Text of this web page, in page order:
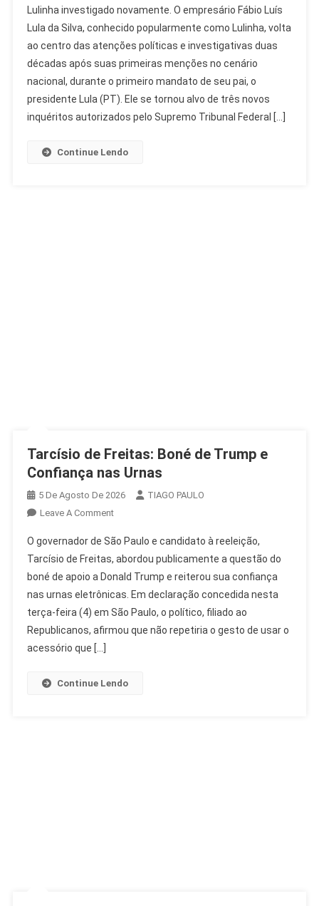
Investigado:
Histórico
De
Apurações
Sem
Condenação
Lulinha investigado novamente. O empresário Fábio Luís
Lula da Silva, conhecido popularmente como Lulinha, volta
ao centro das atenções políticas e investigativas duas
décadas após suas primeiras menções no cenário
nacional, durante o primeiro mandato de seu pai, o
presidente Lula (PT). Ele se tornou alvo de três novos
inquéritos autorizados pelo Supremo Tribunal Federal […]
Continue Lendo
Tarcísio de Freitas: Boné de Trump e
Confiança nas Urnas
5 De Agosto De 2026
TIAGO PAULO
Leave A CommentOn
De
Freitas:
Boné
De
Trump
E
O governador de São Paulo e candidato à reeleição,
Tarcísio de Freitas, abordou publicamente a questão do
boné de apoio a Donald Trump e reiterou sua confiança
nas urnas eletrônicas. Em declaração concedida nesta
terça-feira (4) em São Paulo, o político, filiado ao
Republicanos, afirmou que não repetiria o gesto de usar o
acessório que […]
Continue Lendo